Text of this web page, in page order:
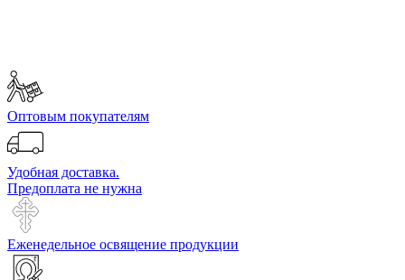
Оптовым покупателям
Удобная доставка.
Предоплата не нужна
Еженедельное освящение продукции